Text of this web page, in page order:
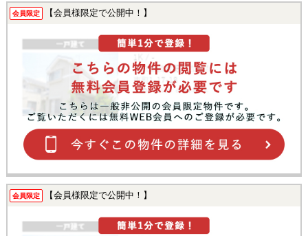
会員限定 【会員様限定で公開中！】
会員限定 【会員様限定で公開中！】